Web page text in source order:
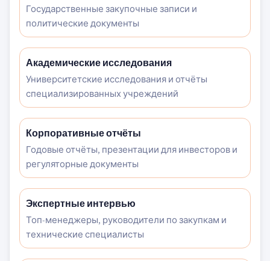
Государственные закупочные записи и
политические документы
Академические исследования
Университетские исследования и отчёты
специализированных учреждений
Корпоративные отчёты
Годовые отчёты, презентации для инвесторов и
регуляторные документы
Экспертные интервью
Топ-менеджеры, руководители по закупкам и
технические специалисты